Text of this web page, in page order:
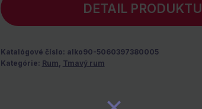
DETAIL PRODUKTU
Katalógové číslo: alko90-5060397380005
Kategórie: Rum, Tmavý rum